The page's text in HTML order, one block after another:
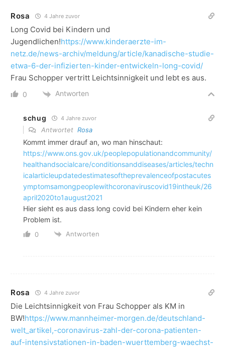
Rosa 4 Jahre zuvor
Long Covid bei Kindern und
Jugendlichen!https://www.kinderaerzte-im-
netz.de/news-archiv/meldung/article/kanadische-studie-
etwa-6-der-infizierten-kinder-entwickeln-long-covid/
Frau Schopper vertritt Leichtsinnigkeit und lebt es aus.
0 Antworten
schug 4 Jahre zuvor
Antwortet Rosa
Kommt immer drauf an, wo man hinschaut:
https://www.ons.gov.uk/peoplepopulationandcommunity/
healthandsocialcare/conditionsanddiseases/articles/techn
icalarticleupdatedestimatesoftheprevalenceofpostacutes
ymptomsamongpeoplewithcoronaviruscovid19intheuk/26
april2020to1august2021
Hier sieht es aus dass long covid bei Kindern eher kein
Problem ist.
0 Antworten
Rosa 4 Jahre zuvor
Die Leichtsinnigkeit von Frau Schopper als KM in
BW!https://www.mannheimer-morgen.de/deutschland-
welt_artikel,-coronavirus-zahl-der-corona-patienten-
auf-intensivstationen-in-baden-wuerttemberg-waechst-